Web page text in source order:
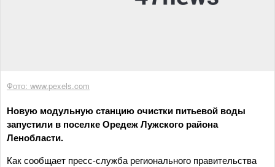
Фото: www.pexels.com
Новую модульную станцию очистки питьевой воды
запустили в поселке Оредеж Лужского района
Ленобласти.
Как сообщает пресс-служба регионального правительства